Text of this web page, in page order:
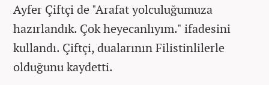
Ayfer Çiftçi de "Arafat yolculuğumuza
hazırlandık. Çok heyecanlıyım." ifadesini
kullandı. Çiftçi, dualarının Filistinlilerle
olduğunu kaydetti.